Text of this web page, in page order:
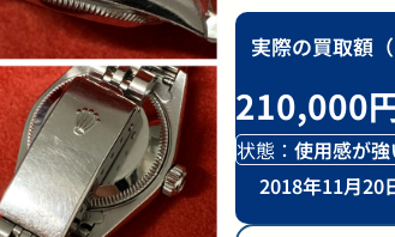
実際の買取額（
210,000
状態： 使用感が強
2018年11月20